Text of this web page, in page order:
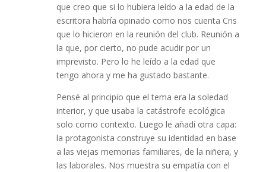
que creo que si lo hubiera leído a la edad de la
escritora habría opinado como nos cuenta Cris
que lo hicieron en la reunión del club. Reunión a
la que, por cierto, no pude acudir por un
imprevisto. Pero lo he leído a la edad que
tengo ahora y me ha gustado bastante.
Pensé al principio que el tema era la soledad
interior, y que usaba la catástrofe ecológica
solo como contexto. Luego le añadí otra capa:
la protagonista construye su identidad en base
a las viejas memorias familiares, de la niñera, y
las laborales. Nos muestra su empatía con el